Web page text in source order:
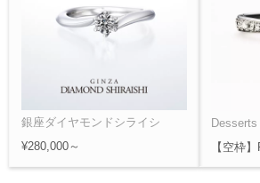
銀座ダイヤモンドシライシ
¥280,000～
Desserts
【空枠